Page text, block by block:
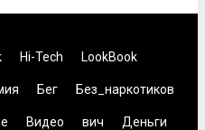
Hi-Tech LookBook
Бег Без_наркотиков
Видео вич Деньги